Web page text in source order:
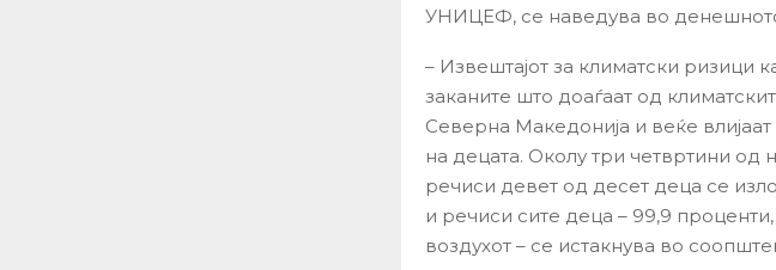
УНИЦЕФ, се наведува во
– Извештајот за климатски ризици
заканите што доаѓаат од
Северна Македонија и веќе влијаат
на децата. Околу три четвртини од
речиси девет од десет деца се
и речиси сите деца – 99,9
воздухот – се истакнува во